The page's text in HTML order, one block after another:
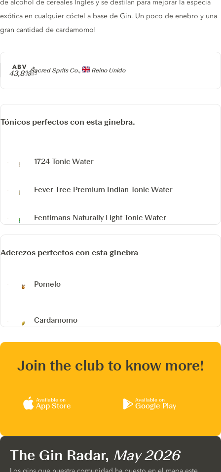
Producer
Sacred Sprits Co., Reino Unido
ABV
43,8%
de alcohol de cereales Inglés y se destilan para mejorar la especia
exótica en cualquier cóctel a base de Gin. Un poco de enebro y una
gran cantidad de cardamomo!
Tónicos perfectos con esta ginebra.
1724 Tonic Water
Fever Tree Premium Indian Tonic Water
Fentimans Naturally Light Tonic Water
Aderezos perfectos con esta ginebra
Pomelo
Cardamomo
Join the club to know more!
Available on
App Store
Available on
Google Play
The Gin Radar, May 2026